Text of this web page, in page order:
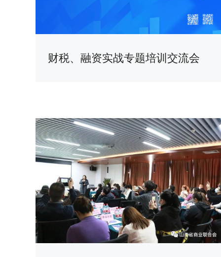
财税、融资实战专题培训交流会